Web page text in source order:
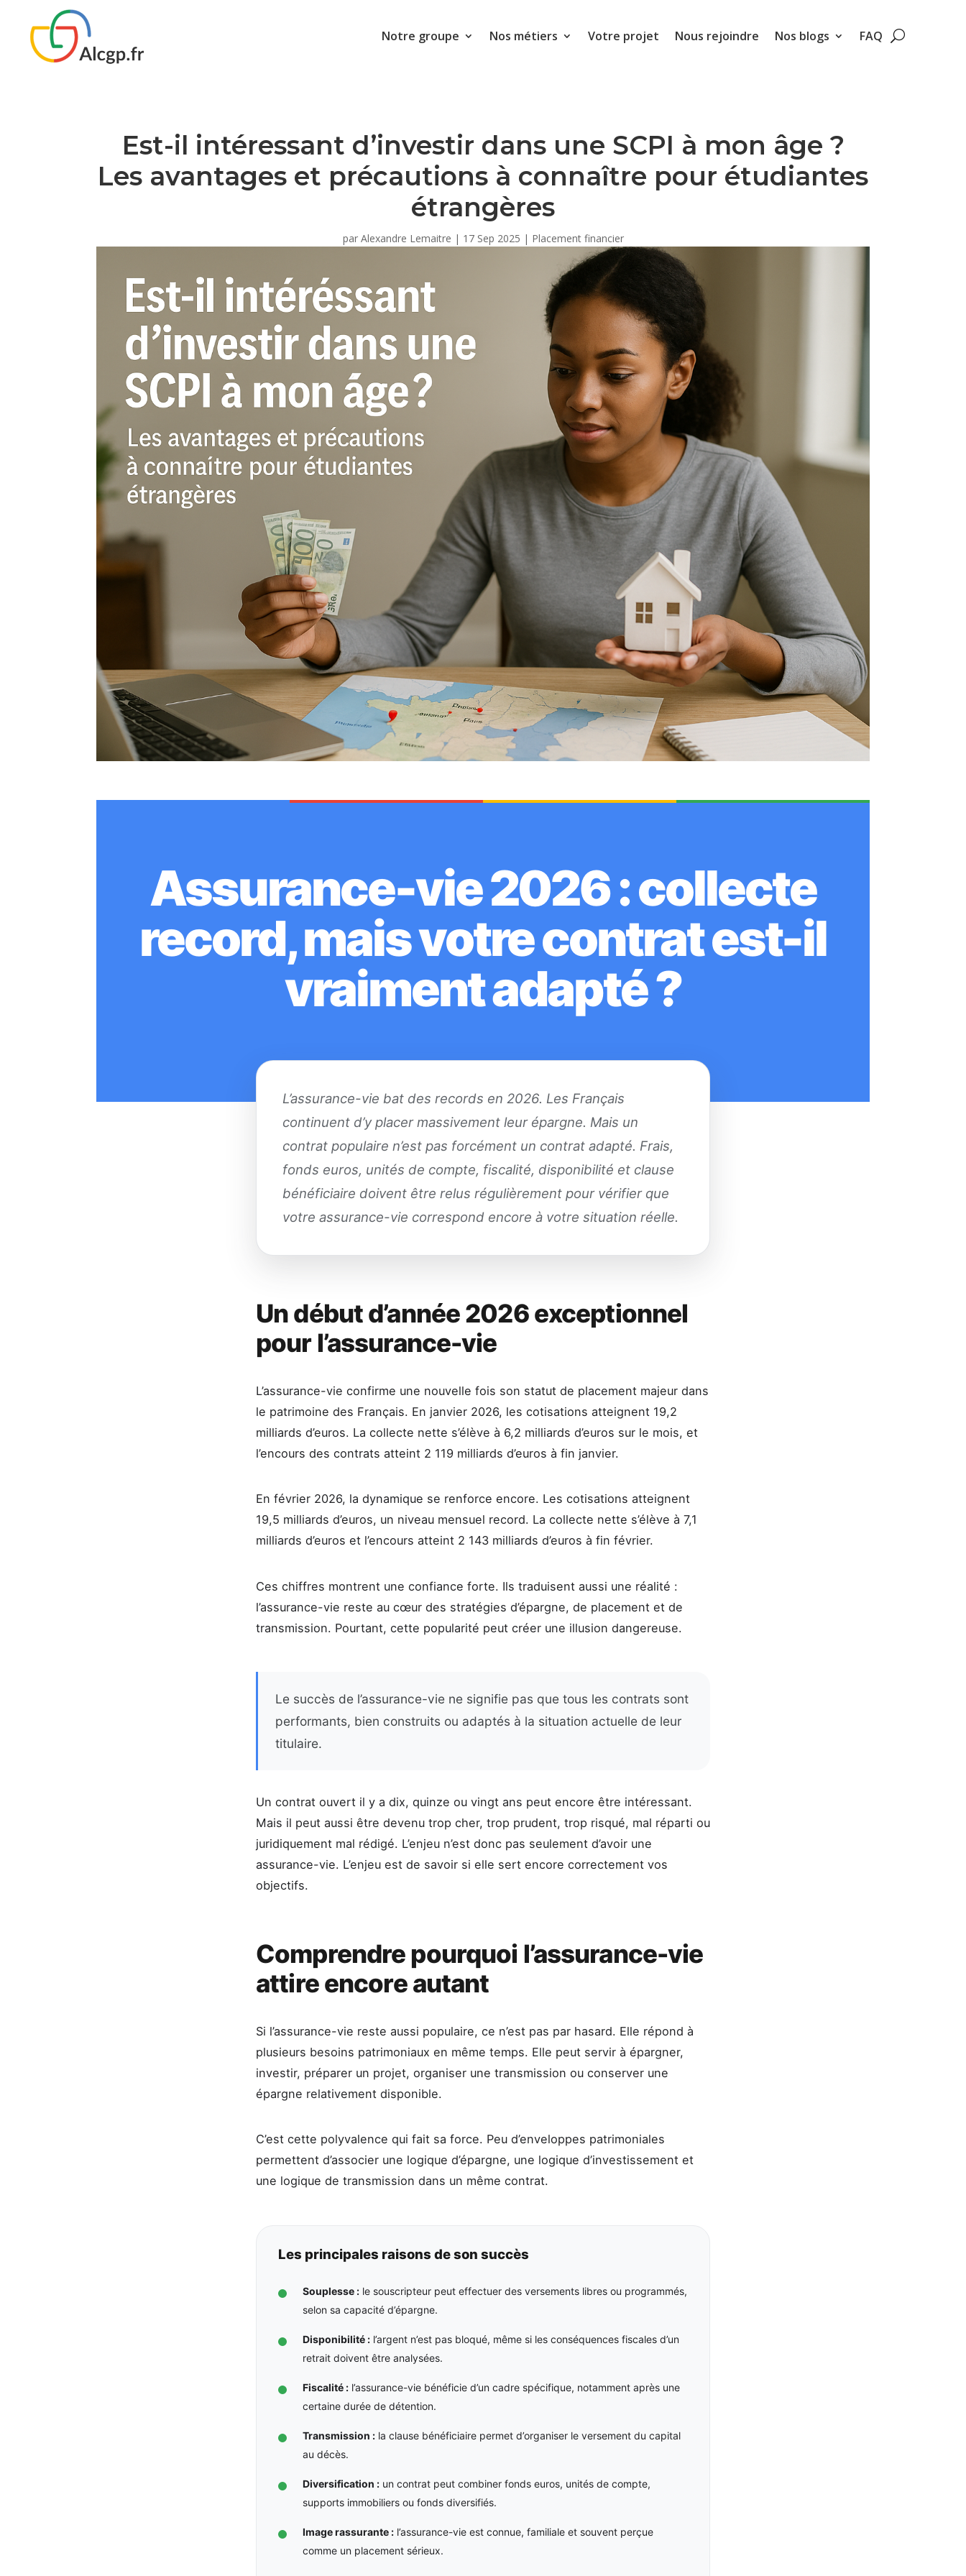
Notre groupe Nos métiers Votre projet Nous rejoindre Nos blogs FAQ
Est-il intéressant d’investir dans une SCPI à mon âge ?
Les avantages et précautions à connaître pour étudiantes
étrangères
par Alexandre Lemaitre | 17 Sep 2025 | Placement financier
Assurance-vie 2026 : collecte
record, mais votre contrat est-il
vraiment adapté ?
L’assurance-vie bat des records en 2026. Les Français
continuent d’y placer massivement leur épargne. Mais un
contrat populaire n’est pas forcément un contrat adapté. Frais,
fonds euros, unités de compte, fiscalité, disponibilité et clause
bénéficiaire doivent être relus régulièrement pour vérifier que
votre assurance-vie correspond encore à votre situation réelle.
Un début d’année 2026 exceptionnel
pour l’assurance-vie
L’assurance-vie confirme une nouvelle fois son statut de placement majeur dans
le patrimoine des Français. En janvier 2026, les cotisations atteignent 19,2
milliards d’euros. La collecte nette s’élève à 6,2 milliards d’euros sur le mois, et
l’encours des contrats atteint 2 119 milliards d’euros à fin janvier.
En février 2026, la dynamique se renforce encore. Les cotisations atteignent
19,5 milliards d’euros, un niveau mensuel record. La collecte nette s’élève à 7,1
milliards d’euros et l’encours atteint 2 143 milliards d’euros à fin février.
Ces chiffres montrent une confiance forte. Ils traduisent aussi une réalité :
l’assurance-vie reste au cœur des stratégies d’épargne, de placement et de
transmission. Pourtant, cette popularité peut créer une illusion dangereuse.
Le succès de l’assurance-vie ne signifie pas que tous les contrats sont
performants, bien construits ou adaptés à la situation actuelle de leur
titulaire.
Un contrat ouvert il y a dix, quinze ou vingt ans peut encore être intéressant.
Mais il peut aussi être devenu trop cher, trop prudent, trop risqué, mal réparti ou
juridiquement mal rédigé. L’enjeu n’est donc pas seulement d’avoir une
assurance-vie. L’enjeu est de savoir si elle sert encore correctement vos
objectifs.
Comprendre pourquoi l’assurance-vie
attire encore autant
Si l’assurance-vie reste aussi populaire, ce n’est pas par hasard. Elle répond à
plusieurs besoins patrimoniaux en même temps. Elle peut servir à épargner,
investir, préparer un projet, organiser une transmission ou conserver une
épargne relativement disponible.
C’est cette polyvalence qui fait sa force. Peu d’enveloppes patrimoniales
permettent d’associer une logique d’épargne, une logique d’investissement et
une logique de transmission dans un même contrat.
Les principales raisons de son succès
Souplesse : le souscripteur peut effectuer des versements libres ou programmés,
selon sa capacité d’épargne.
Disponibilité : l’argent n’est pas bloqué, même si les conséquences fiscales d’un
retrait doivent être analysées.
Fiscalité : l’assurance-vie bénéficie d’un cadre spécifique, notamment après une
certaine durée de détention.
Transmission : la clause bénéficiaire permet d’organiser le versement du capital
au décès.
Diversification : un contrat peut combiner fonds euros, unités de compte,
supports immobiliers ou fonds diversifiés.
Image rassurante : l’assurance-vie est connue, familiale et souvent perçue
comme un placement sérieux.